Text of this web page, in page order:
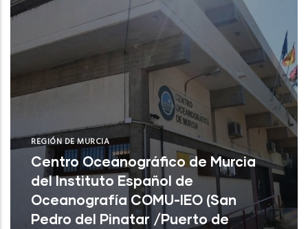
REGIÓN DE MURCIA
Centro Oceanográfico de Murcia
del Instituto Español de
Oceanografía COMU-IEO (San
Pedro del Pinatar /Puerto de